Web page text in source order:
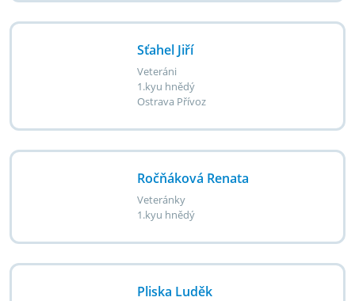
Sťahel Jiří
Veteráni
1.kyu hnědý
Ostrava Přívoz
Ročňáková Renata
Veteránky
1.kyu hnědý
Pliska Luděk